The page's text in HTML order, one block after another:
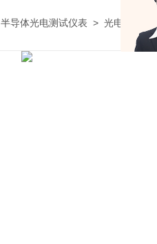
半导体光电测试仪表 > 光电测试设备